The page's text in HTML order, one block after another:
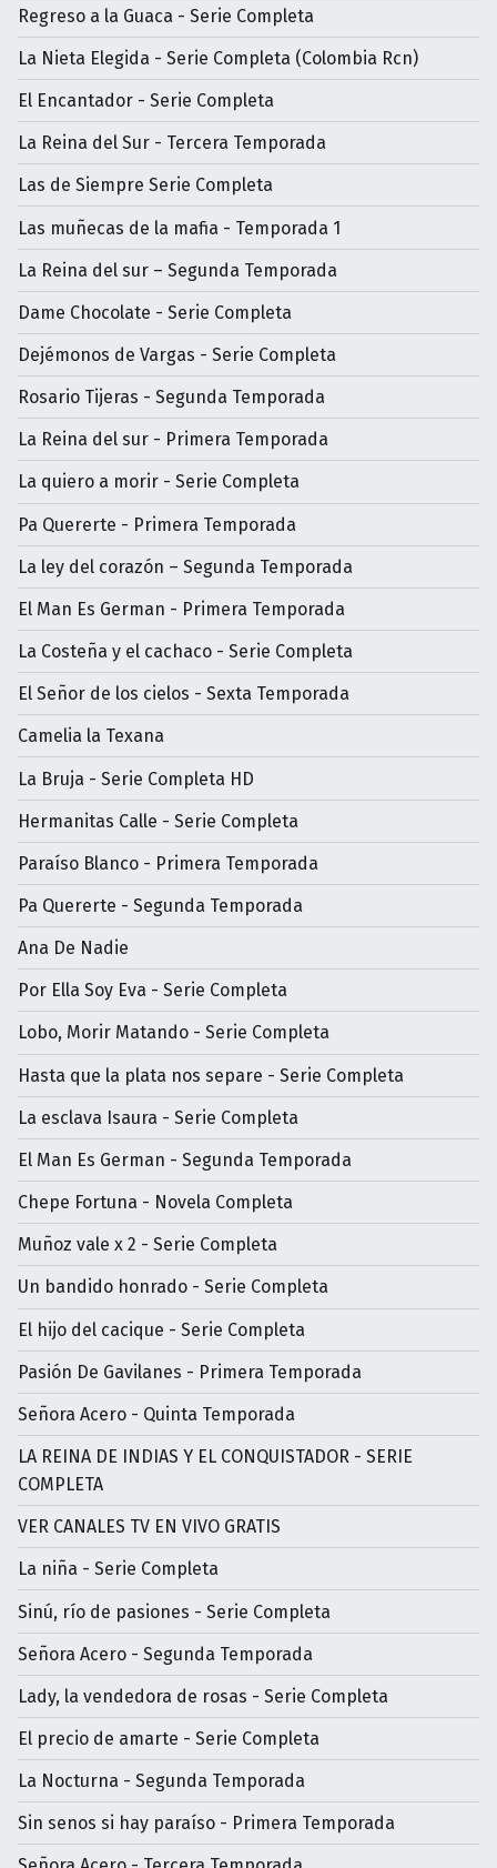
Regreso a la Guaca - Serie Completa
La Nieta Elegida - Serie Completa (Colombia Rcn)
El Encantador - Serie Completa
La Reina del Sur - Tercera Temporada
Las de Siempre Serie Completa
Las muñecas de la mafia - Temporada 1
La Reina del sur – Segunda Temporada
Dame Chocolate - Serie Completa
Dejémonos de Vargas - Serie Completa
Rosario Tijeras - Segunda Temporada
La Reina del sur - Primera Temporada
La quiero a morir - Serie Completa
Pa Quererte - Primera Temporada
La ley del corazón – Segunda Temporada
El Man Es German - Primera Temporada
La Costeña y el cachaco - Serie Completa
El Señor de los cielos - Sexta Temporada
Camelia la Texana
La Bruja - Serie Completa HD
Hermanitas Calle - Serie Completa
Paraíso Blanco - Primera Temporada
Pa Quererte - Segunda Temporada
Ana De Nadie
Por Ella Soy Eva - Serie Completa
Lobo, Morir Matando - Serie Completa
Hasta que la plata nos separe - Serie Completa
La esclava Isaura - Serie Completa
El Man Es German - Segunda Temporada
Chepe Fortuna - Novela Completa
Muñoz vale x 2 - Serie Completa
Un bandido honrado - Serie Completa
El hijo del cacique - Serie Completa
Pasión De Gavilanes - Primera Temporada
Señora Acero - Quinta Temporada
LA REINA DE INDIAS Y EL CONQUISTADOR - SERIE
COMPLETA
VER CANALES TV EN VIVO GRATIS
La niña - Serie Completa
Sinú, río de pasiones - Serie Completa
Señora Acero - Segunda Temporada
Lady, la vendedora de rosas - Serie Completa
El precio de amarte - Serie Completa
La Nocturna - Segunda Temporada
Sin senos si hay paraíso - Primera Temporada